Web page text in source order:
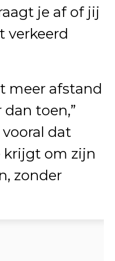
je af of jij
verkeerd
meer afstand
dan toen,”
vooral dat
krijgt om zijn
zonder